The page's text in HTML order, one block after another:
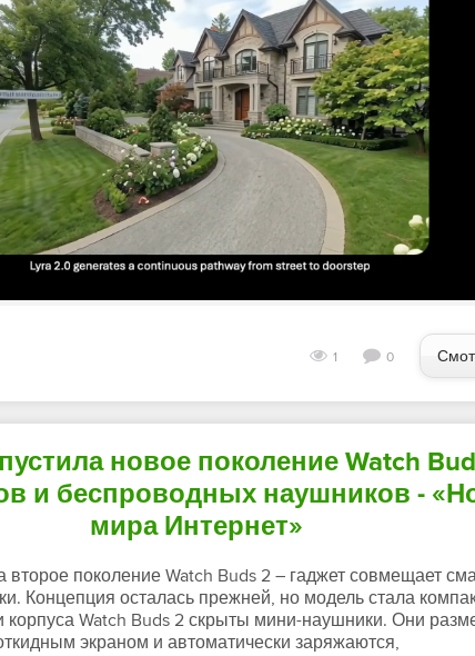
1 0
новое поколение Watch
и беспроводных наушников -
мира Интернет»
второе поколение Watch Buds 2 – гаджет совмещает
Концепция осталась прежней, но модель стала
корпуса Watch Buds 2 скрыты мини-наушники. Они
экраном и автоматически заряжаются,